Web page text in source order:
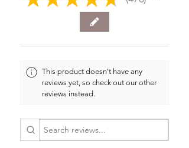
470
This product doesn't have any
reviews yet, so check out our other
reviews instead.